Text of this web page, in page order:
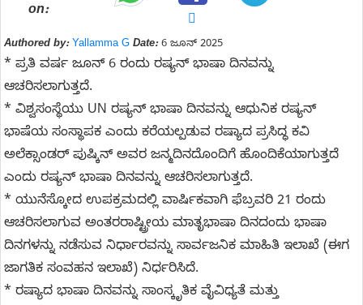
on:
Authored by: Yallamma G Date:6 ಜೂನ್ 2025
* ಪ್ರತಿ ವರ್ಷ ಜೂನ್ 6 ರಂದು ರಷ್ಯನ್ ಭಾಷಾ ದಿನವನ್ನು
ಆಚರಿಸಲಾಗುತ್ತದೆ.
* ವಿಶ್ವಸಂಸ್ಥೆಯು UN ರಷ್ಯನ್ ಭಾಷಾ ದಿನವನ್ನು ಆಧುನಿಕ ರಷ್ಯನ್
ಭಾಷೆಯ ಸಂಸ್ಥಾಪಕ ಎಂದು ಕರೆಯಲ್ಪಡುವ ರಷ್ಯಾದ ಪ್ರಸಿದ್ಧ ಕವಿ
ಅಲೆಕ್ಸಾಂಡರ್ ಪುಷ್ಕಿನ್ ಅವರ ಜನ್ಮದಿನದೊಂದಿಗೆ ಹೊಂದಿಕೆಯಾಗುತ್ತದೆ
ಎಂದು ರಷ್ಯನ್ ಭಾಷಾ ದಿನವನ್ನು ಆಚರಿಸಲಾಗುತ್ತದೆ.
* ಯುನೆಸ್ಕೋದ ಉಪಕ್ರಮದಲ್ಲಿ ವಾರ್ಷಿಕವಾಗಿ ಫೆಬ್ರವರಿ 21 ರಂದು
ಆಚರಿಸಲಾಗುವ ಅಂತರರಾಷ್ಟ್ರೀಯ ಮಾತೃಭಾಷಾ ದಿನದಂದು ಭಾಷಾ
ದಿನಗಳನ್ನು ನಡೆಸುವ ನಿರ್ಧಾರವನ್ನು ಸಾರ್ವಜನಿಕ ಮಾಹಿತಿ ಇಲಾಖೆ (ಈಗ
ಜಾಗತಿಕ ಸಂವಹನ ಇಲಾಖೆ) ನಿರ್ಧರಿಸಿದೆ.
* ರಷ್ಯಾದ ಭಾಷಾ ದಿನವನ್ನು ಸಾಂಸ್ಕೃತಿಕ ವೈವಿಧ್ಯತೆ ಮತ್ತು